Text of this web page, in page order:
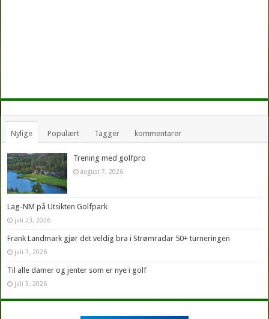
Nylige Populært Tagger kommentarer
Trening med golfpro
august 7, 2026
Lag-NM på Utsikten Golfpark
juli 23, 2026
Frank Landmark gjør det veldig bra i Strømradar 50+ turneringen
juli 7, 2026
Til alle damer og jenter som er nye i golf
juli 3, 2026